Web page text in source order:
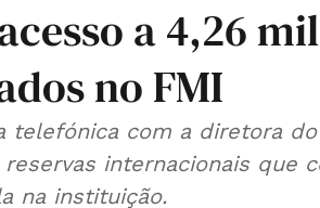
a 4,26
no FMI
telefónica com a diretora
reservas internacionais que
na instituição.